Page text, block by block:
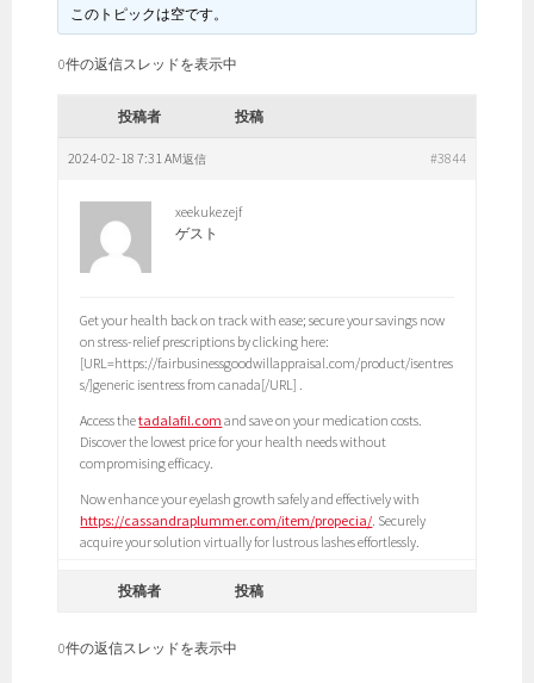
このトピックは空です。
0件の返信スレッドを表示中
投稿者 投稿
2024-02-18 7:31 AM #3844
返信
xeekukezejf
ゲスト
Get your health back on track with ease; secure your savings now
on stress-relief prescriptions by clicking here:
[URL=https://fairbusinessgoodwillappraisal.com/product/isentres
s/]generic isentress from canada[/URL] .
Access thetadalafil.com and save on your medication costs.
Discover the lowest price for your health needs without
compromising efficacy.
Now enhance your eyelash growth safely and effectively with
https://cassandraplummer.com/item/propecia/. Securely
acquire your solution virtually for lustrous lashes effortlessly.
投稿者 投稿
0件の返信スレッドを表示中